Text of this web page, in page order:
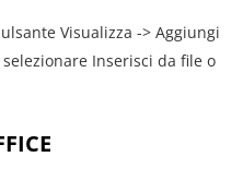
Visualizza -> Aggiungi
Inserisci da file o